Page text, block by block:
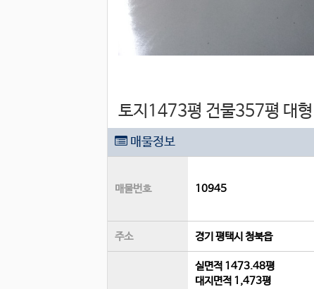
토지1473평 건물357평 대형
매물정보
매물번호 10945
주소 경기 평택시 청북읍
실면적 1473.48평
대지면적 1,473평